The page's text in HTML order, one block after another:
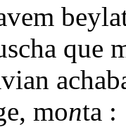
que
monta